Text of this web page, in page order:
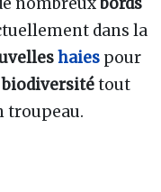
dans la
haies pour
biodiversitétout
troupeau.